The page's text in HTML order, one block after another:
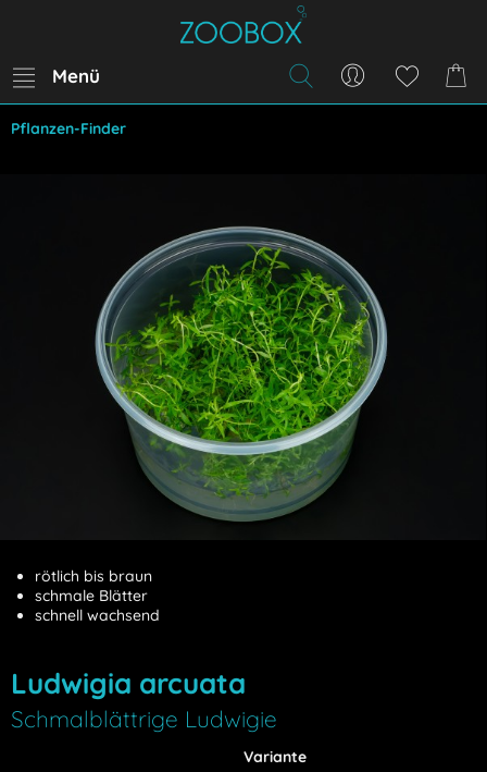
Menü
Pflanzen-Finder
rötlich bis braun
schmale Blätter
schnell wachsend
Ludwigia arcuata
Schmalblättrige Ludwigie
Variante